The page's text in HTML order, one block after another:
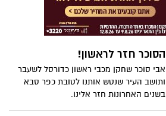
הסוכר חזר לראשון!
אבי סוכר שחקן מכבי ראשון כדורסל לשעבר
ותושב העיר שנטש אותנו לטובת כפר סבא
בשנים האחרונות חזר אלינו.